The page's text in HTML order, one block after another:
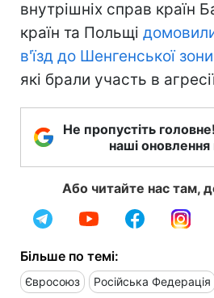
внутрішніх справ країн
країн та Польщі
в'їзд до Шенгенської
які брали участь в
Не пропустіть
наші
Або читайте нас там,
Більше по темі:
Євросоюз Російська Федерація